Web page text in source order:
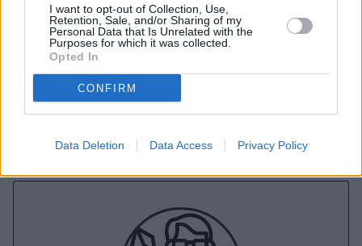
I want to opt-out of Collection, Use,
Retention, Sale, and/or Sharing of my
Personal Data that Is Unrelated with the
Purposes for which it was collected.
Opted In
CONFIRM
Data Deletion Data Access Privacy Policy
A- A±
Εγγραφείτε στο Stivostime των